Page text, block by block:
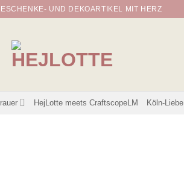
UND DEKOARTIKEL MIT HERZ
HejLotte meets CraftscopeLM Köln-Liebe